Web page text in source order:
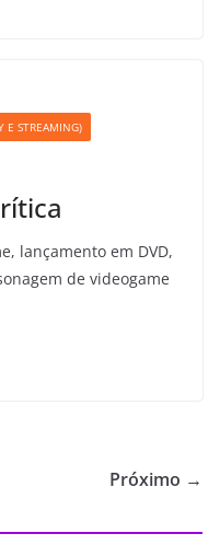
E STREAMING)
lançamento em DVD,
de videogame
Próximo →